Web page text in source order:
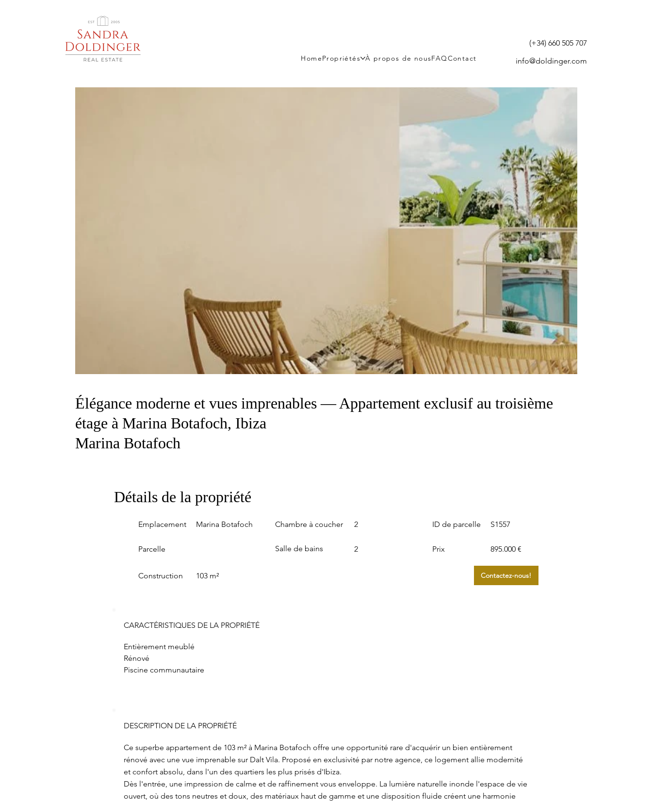
HomePropriétés À propos de nousFAQContact info@doldinger.com
(+34) 660 505 707
Élégance moderne et vues imprenables — Appartement exclusif au troisième
étage à Marina Botafoch, Ibiza
Marina Botafoch
Détails de la propriété
Emplacement
Parcelle
Construction
Marina Botafoch
103 m²
Chambre à coucher
Salle de bains
2
2
ID de parcelle
Prix
S1557
895.000 €
Contactez-nous!
CARACTÉRISTIQUES DE LA PROPRIÉTÉ
Entièrement meublé
Rénové
Piscine communautaire
DESCRIPTION DE LA PROPRIÉTÉ
Ce superbe appartement de 103 m² à Marina Botafoch offre une opportunité rare d'acquérir un bien entièrement
rénové avec une vue imprenable sur Dalt Vila. Proposé en exclusivité par notre agence, ce logement allie modernité
et confort absolu, dans l'un des quartiers les plus prisés d'Ibiza.
Dès l'entrée, une impression de calme et de raffinement vous enveloppe. La lumière naturelle inonde l'espace de vie
ouvert, où des tons neutres et doux, des matériaux haut de gamme et une disposition fluide créent une harmonie